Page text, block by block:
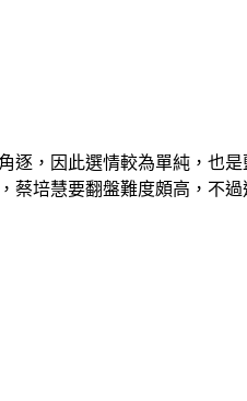
逐，因此選情較為單純，也
蔡培慧要翻盤難度頗高，不